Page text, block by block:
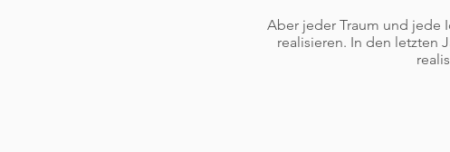
Aber jeder Traum und jede
realisieren. In den letzten